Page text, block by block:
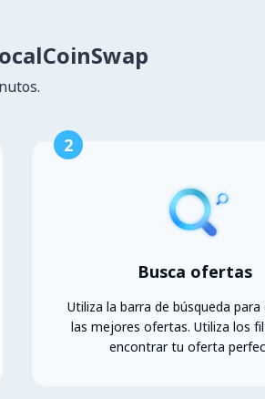
2
Busca ofertas
Utiliza la barra de búsqueda
las mejores ofertas. Utiliza los
encontrar tu oferta